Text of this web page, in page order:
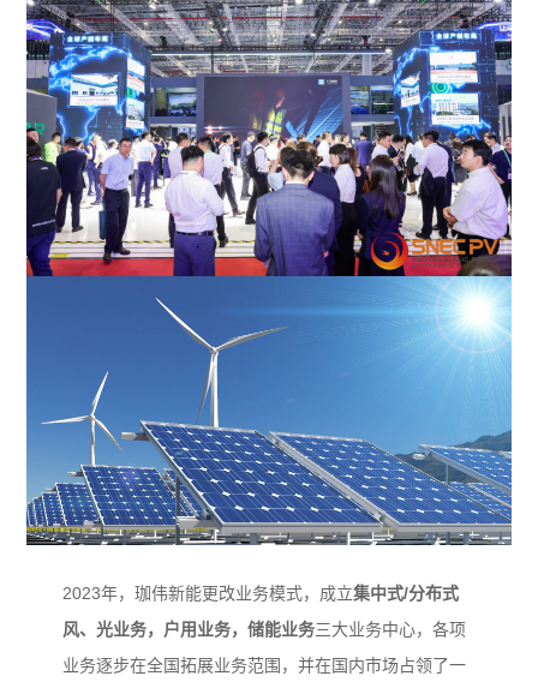
2023年，珈伟新能更改业务模式，成立集中式/分布式
风、光业务，户用业务，储能业务三大业务中心，各项
业务逐步在全国拓展业务范围，并在国内市场占领了一